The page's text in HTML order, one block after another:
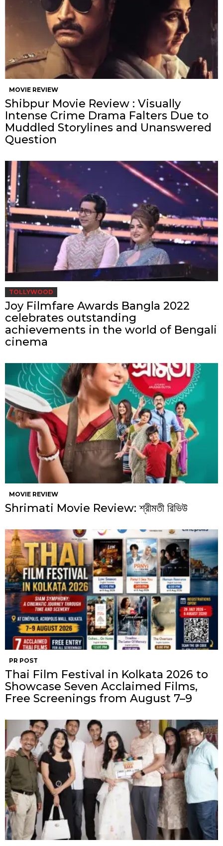
MOVIE REVIEW
Shibpur Movie Review : Visually
Intense Crime Drama Falters Due to
Muddled Storylines and Unanswered
Question
TOLLYWOOD
Joy Filmfare Awards Bangla 2022
celebrates outstanding
achievements in the world of Bengali
cinema
MOVIE REVIEW
Shrimati Movie Review: শ্রীমতী রিভিউ
PR POST
Thai Film Festival in Kolkata 2026 to
Showcase Seven Acclaimed Films,
Free Screenings from August 7–9